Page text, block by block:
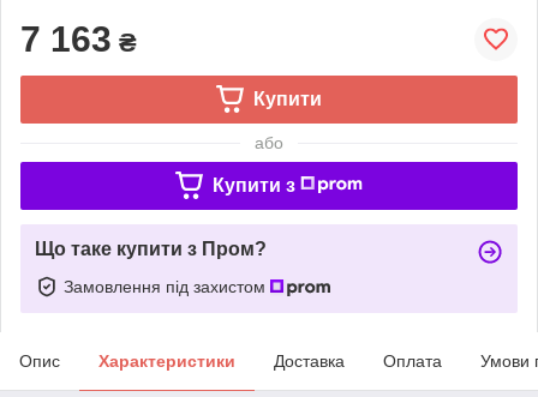
7 163 ₴
Купити
або
Купити з
Що таке купити з Пром?
Замовлення під захистом
Опис Характеристики Доставка Оплата Умови